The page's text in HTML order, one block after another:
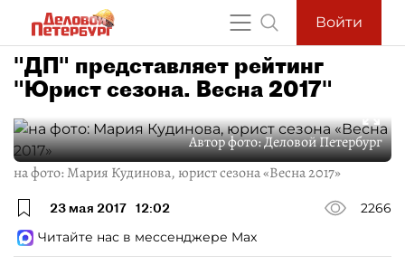
Войти
"ДП" представляет рейтинг
"Юрист сезона. Весна 2017"
Автор фото:Деловой Петербург
на фото: Мария Кудинова, юрист сезона «Весна 2017»
23 мая 2017 12:02
2266
Читайте нас в мессенджере Max